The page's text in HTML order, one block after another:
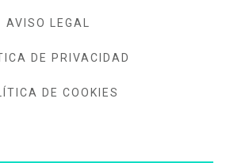
AVISO LEGAL
DE PRIVACIDAD
DE COOKIES